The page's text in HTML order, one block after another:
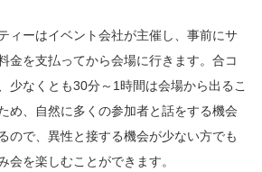
ィーはイベント会社が主催し、事前にサ
金を支払ってから会場に行きます。合コ
少なくとも30分～1時間は会場から出るこ
め、自然に多くの参加者と話をする機会
ので、異性と接する機会が少ない方でも
会を楽しむことができます。